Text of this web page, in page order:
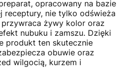
opracowany na bazie
receptury, nie tylko odświeża
żywy kolor oraz
nubuku i zamszu. Dzięki
produkt ten skutecznie
obuwie oraz
wilgocią, kurzem i